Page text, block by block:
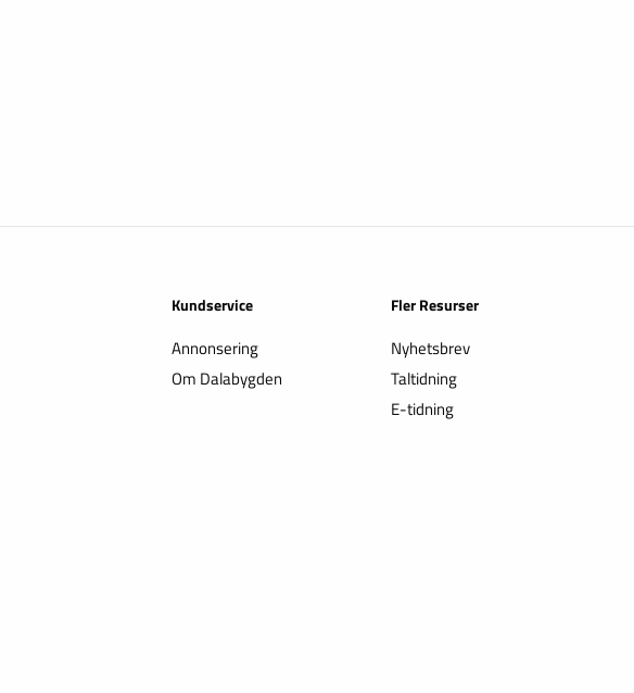
Kundservice
Annonsering
Om Dalabygden
Fler Resurser
Nyhetsbrev
Taltidning
E-tidning